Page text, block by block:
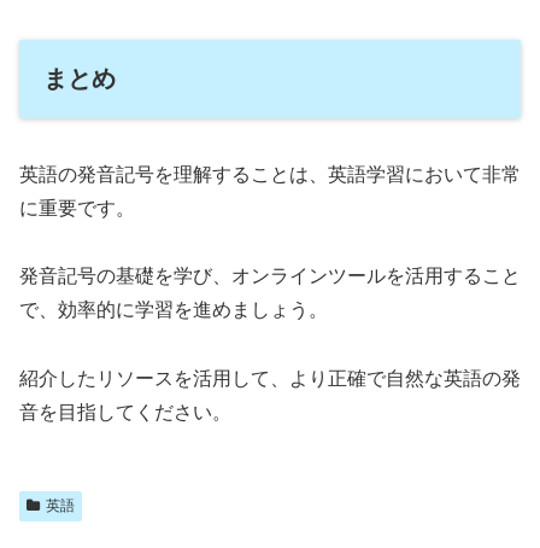
まとめ
英語の発音記号を理解することは、英語学習において非常
に重要です。
発音記号の基礎を学び、オンラインツールを活用すること
で、効率的に学習を進めましょう。
紹介したリソースを活用して、より正確で自然な英語の発
音を目指してください。
英語